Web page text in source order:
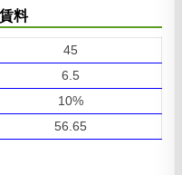
料
45
6.5
10%
56.65